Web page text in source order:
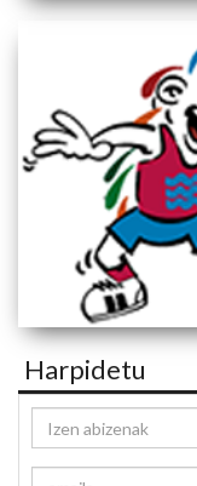
Harpidetu